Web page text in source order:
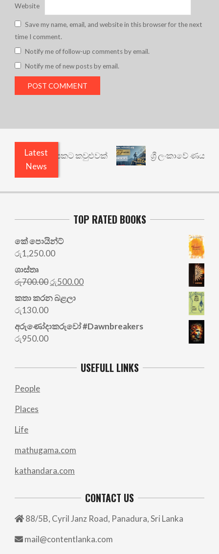
Website
Save my name, email, and website in this browser for the next
time I comment.
Notify me of follow-up comments by email.
Notify me of new posts by email.
Latest
News
යථාර්ථයකට කවුළුවක් ශ්‍රී ලංකාවේ ණය
TOP RATED BOOKS
කේ පොයින්ට්
රු1,250.00
ශාස්තෘ
රු700.00Original
price
was:
රු500.00Current
කතා කරන බළලා
රු130.00
අරු‍ණෝදාකරුවෝ #Dawnbreakers
රු950.00
USEFULL LINKS
People
Places
Life
mathugama.com
kathandara.com
CONTACT US
88/5B, Cyril Janz Road, Panadura, Sri Lanka
mail@contentlanka.com